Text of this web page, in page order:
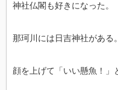
神社仏閣も好きになった。
那珂川には日吉神社がある。
顔を上げて「いい懸魚！」